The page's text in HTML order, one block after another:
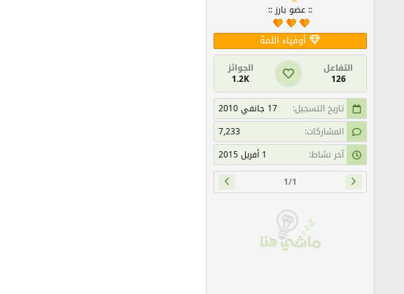
:: عضو بارز ::
أوفياء اللمة
التفاعل
126
الجوائز
1.2K
تاريخ التسجيل
17 جانفي 2010
المشاركات
7,233
آخر نشاط
1 أفريل 2015
1/1